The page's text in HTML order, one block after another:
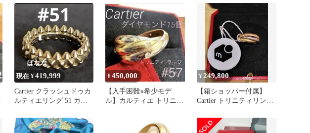
現在 ¥419,999
Cartier クラッシュドゥカ
ルティエリング 51 カル
¥450,000
【入手困難⭐︎希少モデ
ル】カルティエ トリニテ
¥ 249,800
【箱ショッパー付属】
Cartier トリニティリング